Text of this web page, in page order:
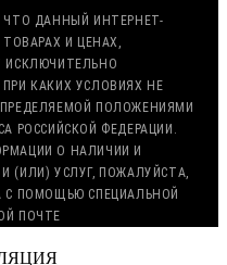
ДАННЫЙ ИНТЕРНЕТ-
И ЦЕНАХ,
ИСКЛЮЧИТЕЛЬНО
КАКИХ УСЛОВИЯХ НЕ
ПОЛОЖЕНИЯМИ
РОССИЙСКОЙ ФЕДЕРАЦИИ.
О НАЛИЧИИ И
(ИЛИ) УСЛУГ, ПОЖАЛУЙСТА,
С ПОМОЩЬЮ СПЕЦИАЛЬНОЙ
ПОЧТЕ